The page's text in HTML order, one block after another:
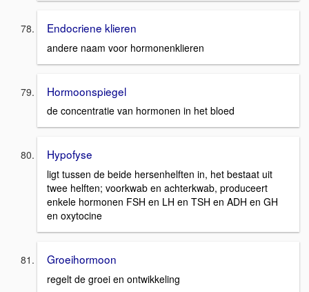
Endocriene klieren
andere naam voor hormonenklieren
Hormoonspiegel
de concentratie van hormonen in het bloed
Hypofyse
ligt tussen de beide hersenhelften in, het bestaat uit
twee helften; voorkwab en achterkwab, produceert
enkele hormonen FSH en LH en TSH en ADH en GH
en oxytocine
Groeihormoon
regelt de groei en ontwikkeling